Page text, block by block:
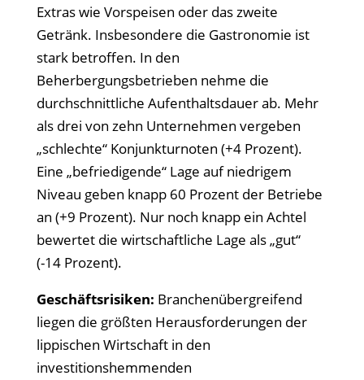
Extras wie Vorspeisen oder das zweite
Getränk. Insbesondere die Gastronomie ist
stark betroffen. In den
Beherbergungsbetrieben nehme die
durchschnittliche Aufenthaltsdauer ab. Mehr
als drei von zehn Unternehmen vergeben
„schlechte“ Konjunkturnoten (+4 Prozent).
Eine „befriedigende“ Lage auf niedrigem
Niveau geben knapp 60 Prozent der Betriebe
an (+9 Prozent). Nur noch knapp ein Achtel
bewertet die wirtschaftliche Lage als „gut“
(-14 Prozent).
Geschäftsrisiken: Branchenübergreifend
liegen die größten Herausforderungen der
lippischen Wirtschaft in den
investitionshemmenden